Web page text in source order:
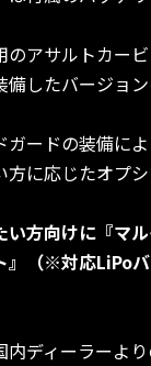
のアサルトカー
備したバージョ
ガードの装備に
方に応じたオプ
い方向けに『マ
』（※対応LiPo
ディーラーよ